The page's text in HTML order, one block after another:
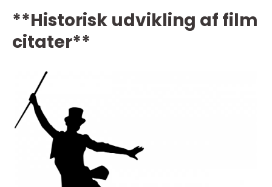
**Historisk udvikling af film
citater**